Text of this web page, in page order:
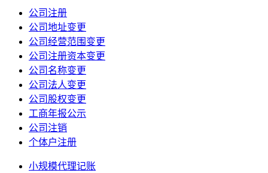
公司注册
公司地址变更
公司经营范围变更
公司注册资本变更
公司名称变更
公司法人变更
公司股权变更
工商年报公示
公司注销
个体户注册
小规模代理记账